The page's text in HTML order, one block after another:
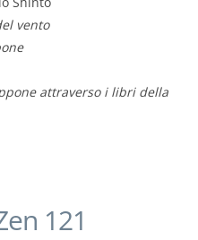
vento
attraverso i libri della
121